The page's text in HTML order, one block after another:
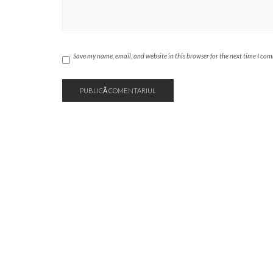
Save my name, email, and website in this browser for the next time I